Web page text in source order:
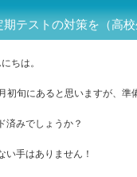
テストの対策を（高校
ちは。
旬にあると思いますが、準
済みでしょうか？
い手はありません！